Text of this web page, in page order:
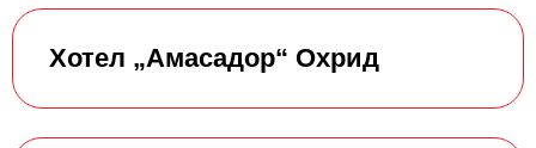
Хотел „Амасадор“ Охрид